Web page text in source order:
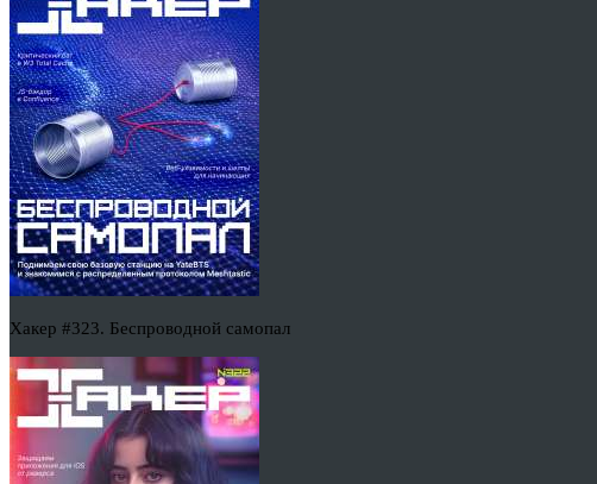
Хакер #323. Беспроводной самопал